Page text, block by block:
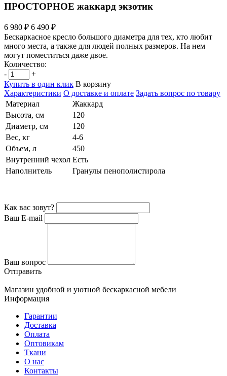
ПРОСТОРНОЕ жаккард экзотик
6 980 ₽ 6 490 ₽
Бескаркасное кресло большого диаметра для тех, кто любит
много места, а также для людей полных размеров. На нем
могут поместиться даже двое.
Количество:
-
+
Купить в один клик В корзину
Характеристики О доставке и оплате Задать вопрос по товару
Материал
Жаккард
Высота, см
120
Диаметр, см
120
Вес, кг
4-6
Объем, л
450
Внутренний чехол Есть
Наполнитель
Гранулы пенополистирола
Как вас зовут?
Ваш E-mail
Ваш вопрос
Отправить
Магазин удобной и уютной бескаркасной мебели
Информация
Гарантии
Доставка
Оплата
Оптовикам
Ткани
О нас
Контакты